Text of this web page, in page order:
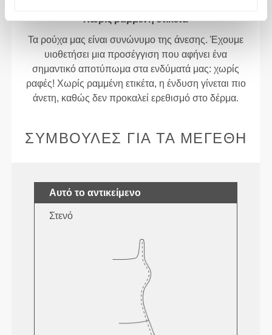
Χωρίς ραμμένη ετικέτα
Τα ρούχα μας είναι συνώνυμο της άνεσης. Έχουμε
υιοθετήσει μια προσέγγιση που αφήνει ένα
σημαντικό αποτύπωμα στα ενδύματά μας: χωρίς
ραφές! Χωρίς ραμμένη ετικέτα, η ένδυση γίνεται πιο
άνετη, καθώς δεν προκαλεί ερεθισμό στο δέρμα.
ΣΥΜΒΟΥΛΈΣ ΓΙΑ ΤΑ ΜΕΓΈΘΗ
Αυτό το αντικείμενο
Στενό